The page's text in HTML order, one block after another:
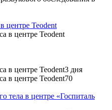
центре Teodent
3 дня
70
тела в центре «Госпиталь